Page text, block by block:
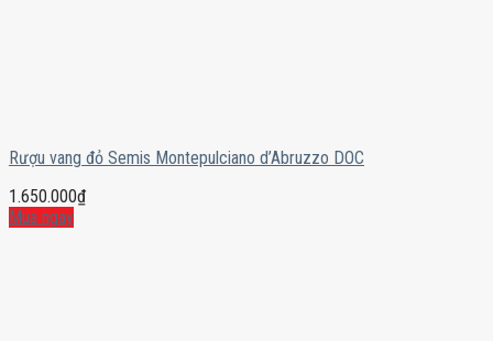
Rượu vang đỏ Semis Montepulciano d’Abruzzo DOC
1.650.000₫
Mua ngay